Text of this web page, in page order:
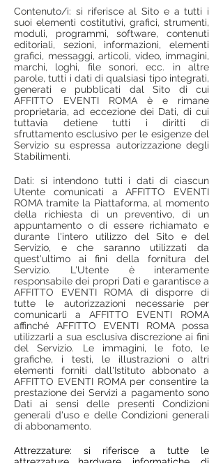
Contenuto/i: si riferisce al Sito e a tutti i
suoi elementi costitutivi, grafici, strumenti,
moduli, programmi, software, contenuti
editoriali, sezioni, informazioni, elementi
grafici, messaggi, articoli, video, immagini,
marchi, loghi, file sonori, ecc. in altre
parole, tutti i dati di qualsiasi tipo integrati,
generati e pubblicati dal Sito di cui
AFFITTO EVENTI ROMA è e rimane
proprietaria, ad eccezione dei Dati, di cui
tuttavia detiene tutti i diritti di
sfruttamento esclusivo per le esigenze del
Servizio su espressa autorizzazione degli
Stabilimenti.
Dati: si intendono tutti i dati di ciascun
Utente comunicati a AFFITTO EVENTI
ROMA tramite la Piattaforma, al momento
della richiesta di un preventivo, di un
appuntamento o di essere richiamato e
durante l'intero utilizzo del Sito e del
Servizio, e che saranno utilizzati da
quest'ultimo ai fini della fornitura del
Servizio. L'Utente è interamente
responsabile dei propri Dati e garantisce a
AFFITTO EVENTI ROMA di disporre di
tutte le autorizzazioni necessarie per
comunicarli a AFFITTO EVENTI ROMA
affinché AFFITTO EVENTI ROMA possa
utilizzarli a sua esclusiva discrezione ai fini
del Servizio. Le immagini, le foto, le
grafiche, i testi, le illustrazioni o altri
elementi forniti dall'Istituto abbonato a
AFFITTO EVENTI ROMA per consentire la
prestazione dei Servizi a pagamento sono
Dati ai sensi delle presenti Condizioni
generali d'uso e delle Condizioni generali
di abbonamento.
Attrezzature: si riferisce a tutte le